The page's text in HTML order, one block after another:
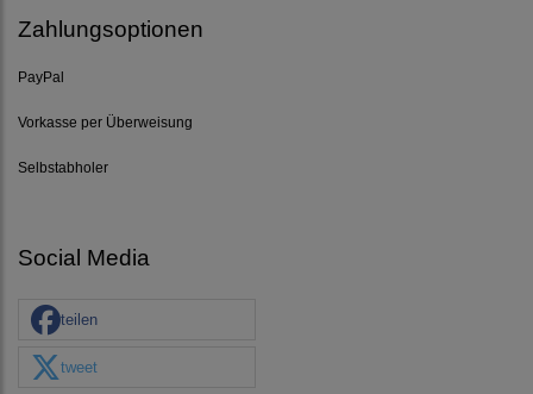
Zahlungsoptionen
PayPal
Vorkasse per Überweisung
Selbstabholer
Social Media
teilen
tweet